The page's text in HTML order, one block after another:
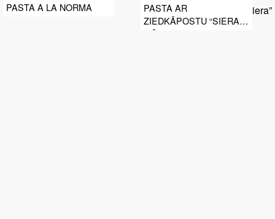
PASTA A LA NORMA
PASTA AR
ZIEDKĀPOSTU “SIERA”
MĒRCI